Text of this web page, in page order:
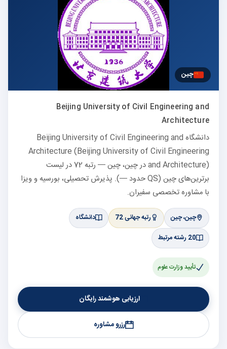
Beijing University of Civil Engineering and
Architecture
دانشگاه Beijing University of Civil Engineering and
Architecture (Beijing University of Civil Engineering
and Architecture) در چین، چین — رتبه 72 در لیست
برترین‌های چین (QS حدود —). پذیرش تحصیلی، بورسیه و ویزا
با مشاوره تخصصی سفیران.
چین، چین رتبه جهانی 72
دانشگاه
20 رشته مرتبط
تأیید وزارت علوم
ارزیابی هوشمند رایگان
رزرو مشاوره
چین